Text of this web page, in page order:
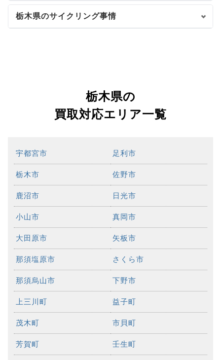
栃木県のサイクリング事情
栃木県の
買取対応エリア一覧
宇都宮市 足利市
栃木市 佐野市
鹿沼市 日光市
小山市 真岡市
大田原市 矢板市
那須塩原市 さくら市
那須烏山市 下野市
上三川町 益子町
茂木町 市貝町
芳賀町 壬生町